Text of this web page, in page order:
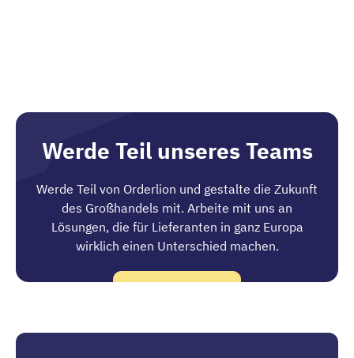
Werde Teil unseres Teams
Werde Teil von Orderlion und gestalte die Zukunft
des Großhandels mit. Arbeite mit uns an
Lösungen, die für Lieferanten in ganz Europa
wirklich einen Unterschied machen.